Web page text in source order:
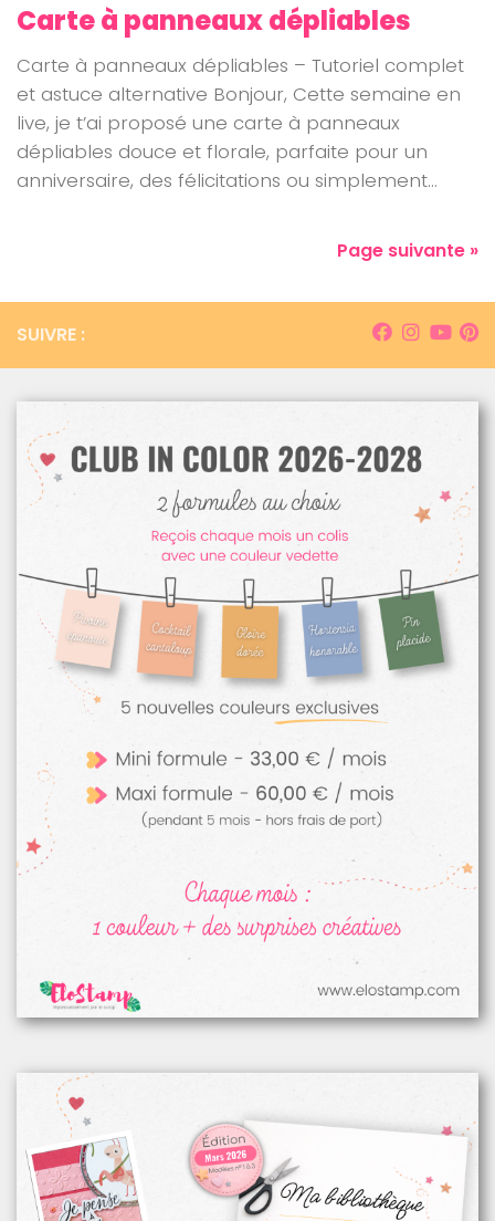
Carte à panneaux dépliables
Carte à panneaux dépliables – Tutoriel complet
et astuce alternative Bonjour, Cette semaine en
live, je t’ai proposé une carte à panneaux
dépliables douce et florale, parfaite pour un
anniversaire, des félicitations ou simplement...
Page suivante »
SUIVRE :